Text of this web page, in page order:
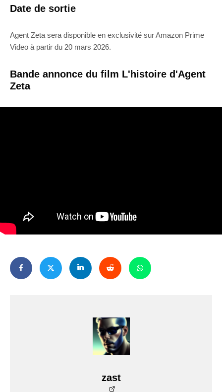
Date de sortie
Agent Zeta sera disponible en exclusivité sur Amazon Prime
Video à partir du 20 mars 2026.
Bande annonce du film L'histoire d'Agent
Zeta
zast